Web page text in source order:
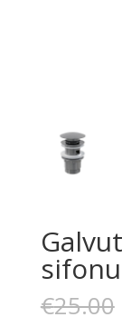
€25.00